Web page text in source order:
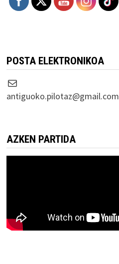
POSTA ELEKTRONIKOA
Correo electrónico
antiguoko.pilotaz@gmail.com
AZKEN PARTIDA